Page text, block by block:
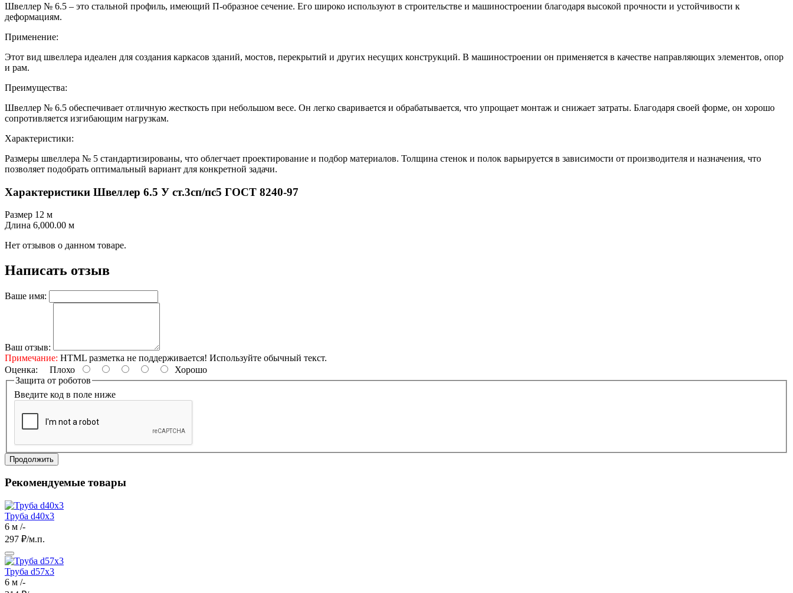
Швеллер № 6.5 – это стальной профиль, имеющий П-образное сечение. Его широко используют в строительстве и машиностроении благодаря высокой прочности и устойчивости к
деформациям.
Применение:
Этот вид швеллера идеален для создания каркасов зданий, мостов, перекрытий и других несущих конструкций. В машиностроении он применяется в качестве направляющих элементов, опор
и рам.
Преимущества:
Швеллер № 6.5 обеспечивает отличную жесткость при небольшом весе. Он легко сваривается и обрабатывается, что упрощает монтаж и снижает затраты. Благодаря своей форме, он хорошо
сопротивляется изгибающим нагрузкам.
Характеристики:
Размеры швеллера № 5 стандартизированы, что облегчает проектирование и подбор материалов. Толщина стенок и полок варьируется в зависимости от производителя и назначения, что
позволяет подобрать оптимальный вариант для конкретной задачи.
Характеристики Швеллер 6.5 У ст.3сп/пс5 ГОСТ 8240-97
Размер 12 м
Длина 6,000.00 м
Нет отзывов о данном товаре.
Написать отзыв
Ваше имя:
Ваш отзыв:
Примечание: HTML разметка не поддерживается! Используйте обычный текст.
Оценка: Плохо
Хорошо
Защита от роботов
Введите код в поле ниже
Продолжить
Рекомендуемые товары
Труба d40х3
6 м /-
297 ₽/м.п.
Труба d57х3
6 м /-